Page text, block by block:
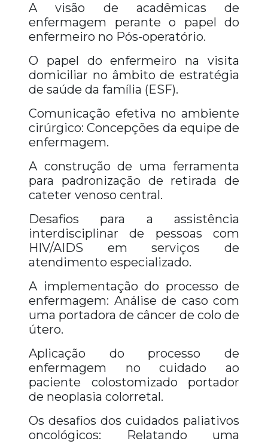
A visão de acadêmicas de
enfermagem perante o papel do
enfermeiro no Pós-operatório.
O papel do enfermeiro na visita
domiciliar no âmbito de estratégia
de saúde da família (ESF).
Comunicação efetiva no ambiente
cirúrgico: Concepções da equipe de
enfermagem.
A construção de uma ferramenta
para padronização de retirada de
cateter venoso central.
Desafios para a assistência
interdisciplinar de pessoas com
HIV/AIDS em serviços de
atendimento especializado.
A implementação do processo de
enfermagem: Análise de caso com
uma portadora de câncer de colo de
útero.
Aplicação do processo de
enfermagem no cuidado ao
paciente colostomizado portador
de neoplasia colorretal.
Os desafios dos cuidados paliativos
oncológicos: Relatando uma